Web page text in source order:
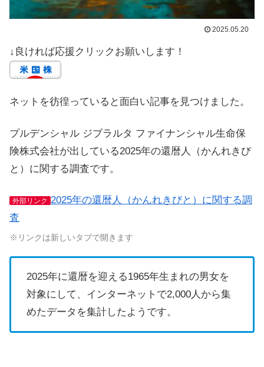
2025.05.20
↓良ければ応援クリックお願いします！
ネットを彷徨っていると面白い記事を見つけました。
プルデンシャル ジブラルタ ファイナンシャル生命保
険株式会社が出している2025年の還暦人（かんれきび
と）に関する調査です。
外部リンク 2025年の還暦人（かんれきびと）に関する調
査
※リンクは新しいタブで開きます
2025年に還暦を迎える1965年生まれの男女を
対象にして、インターネットで2,000人から集
めたデータを集計したようです。